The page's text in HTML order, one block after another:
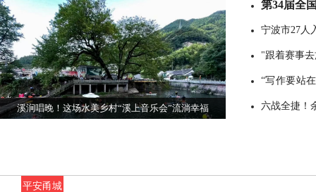
溪涧唱晚！这场水美乡村“溪上音乐会”流淌幸福
第34届全
宁波市27人
单 "跟着赛事
“写作要站
享七年创作路
六战全捷！
平安甬城